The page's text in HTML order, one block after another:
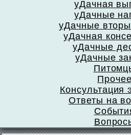
уДачная
уДачные
уДачные
уДачная
уДачные
уДачные
Прочее
Консультация
Ответы на